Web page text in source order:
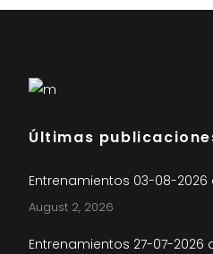
Últimas
Entrenamientos 03-08-2026
August 2, 2026
Entrenamientos 27-07-2026